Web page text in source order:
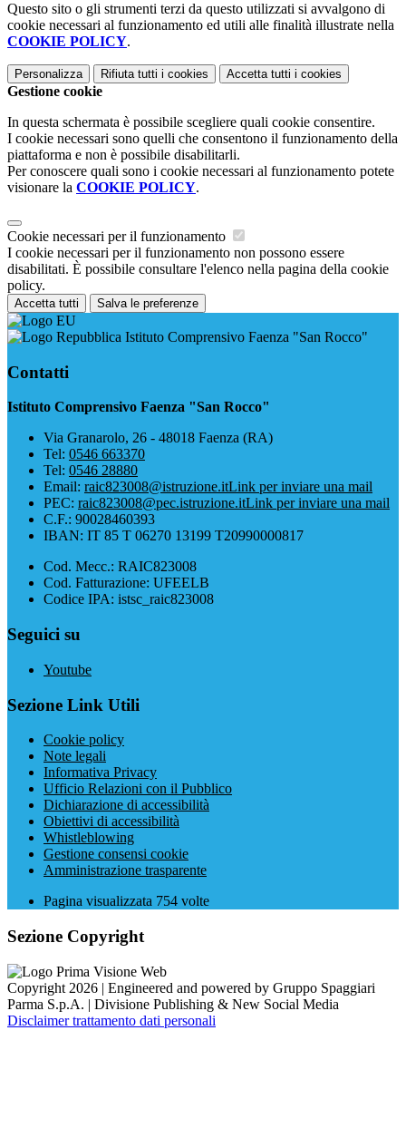
Questo sito o gli strumenti terzi da questo utilizzati si avvalgono di
cookie necessari al funzionamento ed utili alle finalità illustrate nella
COOKIE POLICY.
Personalizza Rifiuta tutti i cookies Accetta tutti i cookies
Gestione cookie
In questa schermata è possibile scegliere quali cookie consentire.
I cookie necessari sono quelli che consentono il funzionamento della
piattaforma e non è possibile disabilitarli.
Per conoscere quali sono i cookie necessari al funzionamento potete
visionare la COOKIE POLICY.
Cookie necessari per il funzionamento
I cookie necessari per il funzionamento non possono essere
disabilitati. È possibile consultare l'elenco nella pagina della cookie
policy.
Accetta tutti Salva le preferenze
Istituto Comprensivo Faenza "San Rocco"
Contatti
Istituto Comprensivo Faenza "San Rocco"
Via Granarolo, 26 - 48018 Faenza (RA)
Tel: 0546 663370
Tel: 0546 28880
Email: raic823008@istruzione.itLink per inviare una mail
PEC: raic823008@pec.istruzione.itLink per inviare una mail
C.F.: 90028460393
IBAN: IT 85 T 06270 13199 T20990000817
Cod. Mecc.: RAIC823008
Cod. Fatturazione: UFEELB
Codice IPA: istsc_raic823008
Seguici su
Youtube
Sezione Link Utili
Cookie policy
Note legali
Informativa Privacy
Ufficio Relazioni con il Pubblico
Dichiarazione di accessibilità
Obiettivi di accessibilità
Whistleblowing
Gestione consensi cookie
Amministrazione trasparente
Pagina visualizzata 754 volte
Sezione Copyright
Copyright 2026 | Engineered and powered by Gruppo Spaggiari
Parma S.p.A. | Divisione Publishing & New Social Media
Disclaimer trattamento dati personali